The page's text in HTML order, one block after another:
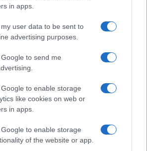
in apps.
user data to be sent to
advertising purposes.
to send me
to enable storage
like cookies on web or
in apps.
to enable storage
of the website or app.